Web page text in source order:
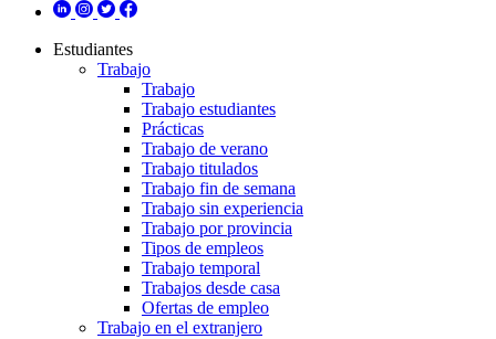
Estudiantes
Trabajo
Trabajo
Trabajo estudiantes
Prácticas
Trabajo de verano
Trabajo titulados
Trabajo fin de semana
Trabajo sin experiencia
Trabajo por provincia
Tipos de empleos
Trabajo temporal
Trabajos desde casa
Ofertas de empleo
Trabajo en el extranjero